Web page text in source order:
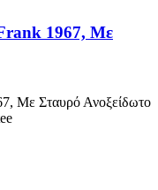
1967, Με
Με Σταυρό Ανοξείδωτο